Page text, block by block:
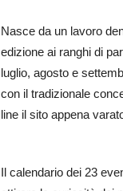
Nasce da un lavoro
edizione ai ranghi di
luglio, agosto e
con il tradizionale
line il sito appena
Il calendario dei 23